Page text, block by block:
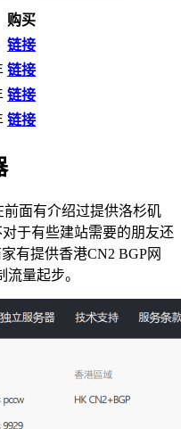
购买
链接
链接
链接
链接
面有介绍过提供洛杉矶
于有些建站需要的朋友还
有提供香港CN2 BGP网
量起步。